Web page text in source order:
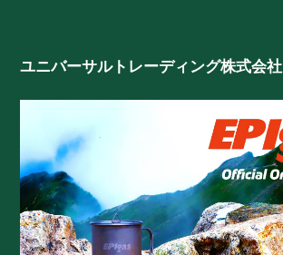
ユニバーサルトレーディング株式会社